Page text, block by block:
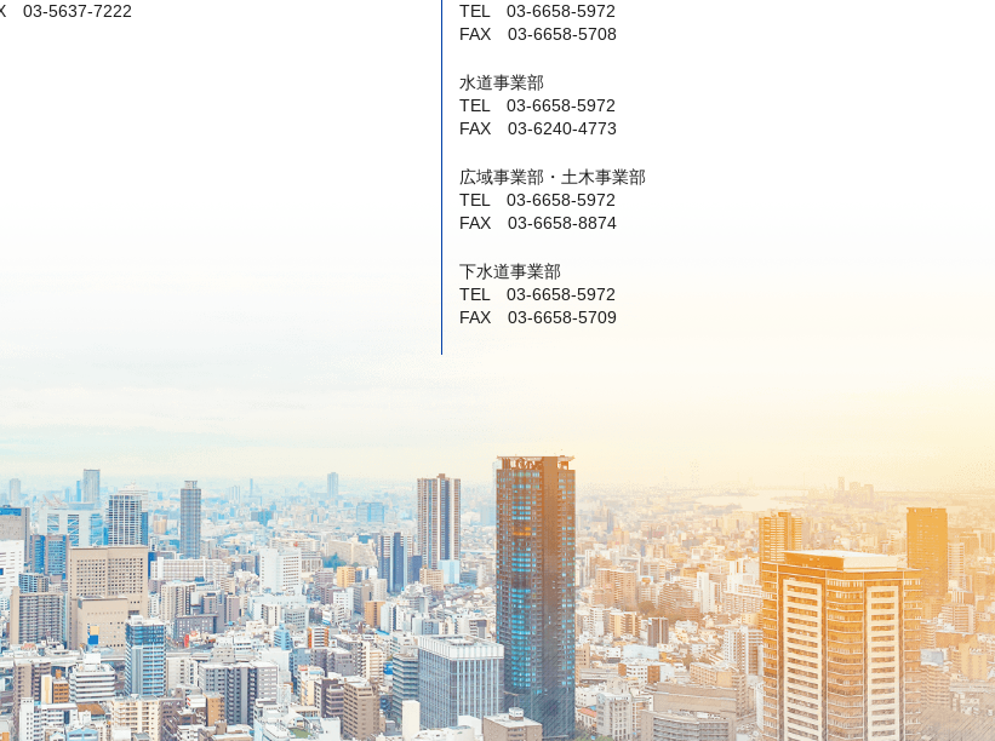
03-5637-7222
TEL 03-6658-5972
FAX 03-6658-5708
水道事業部
TEL 03-6658-5972
FAX 03-6240-4773
広域事業部・土木事業部
TEL 03-6658-5972
FAX 03-6658-8874
下水道事業部
TEL 03-6658-5972
FAX 03-6658-5709